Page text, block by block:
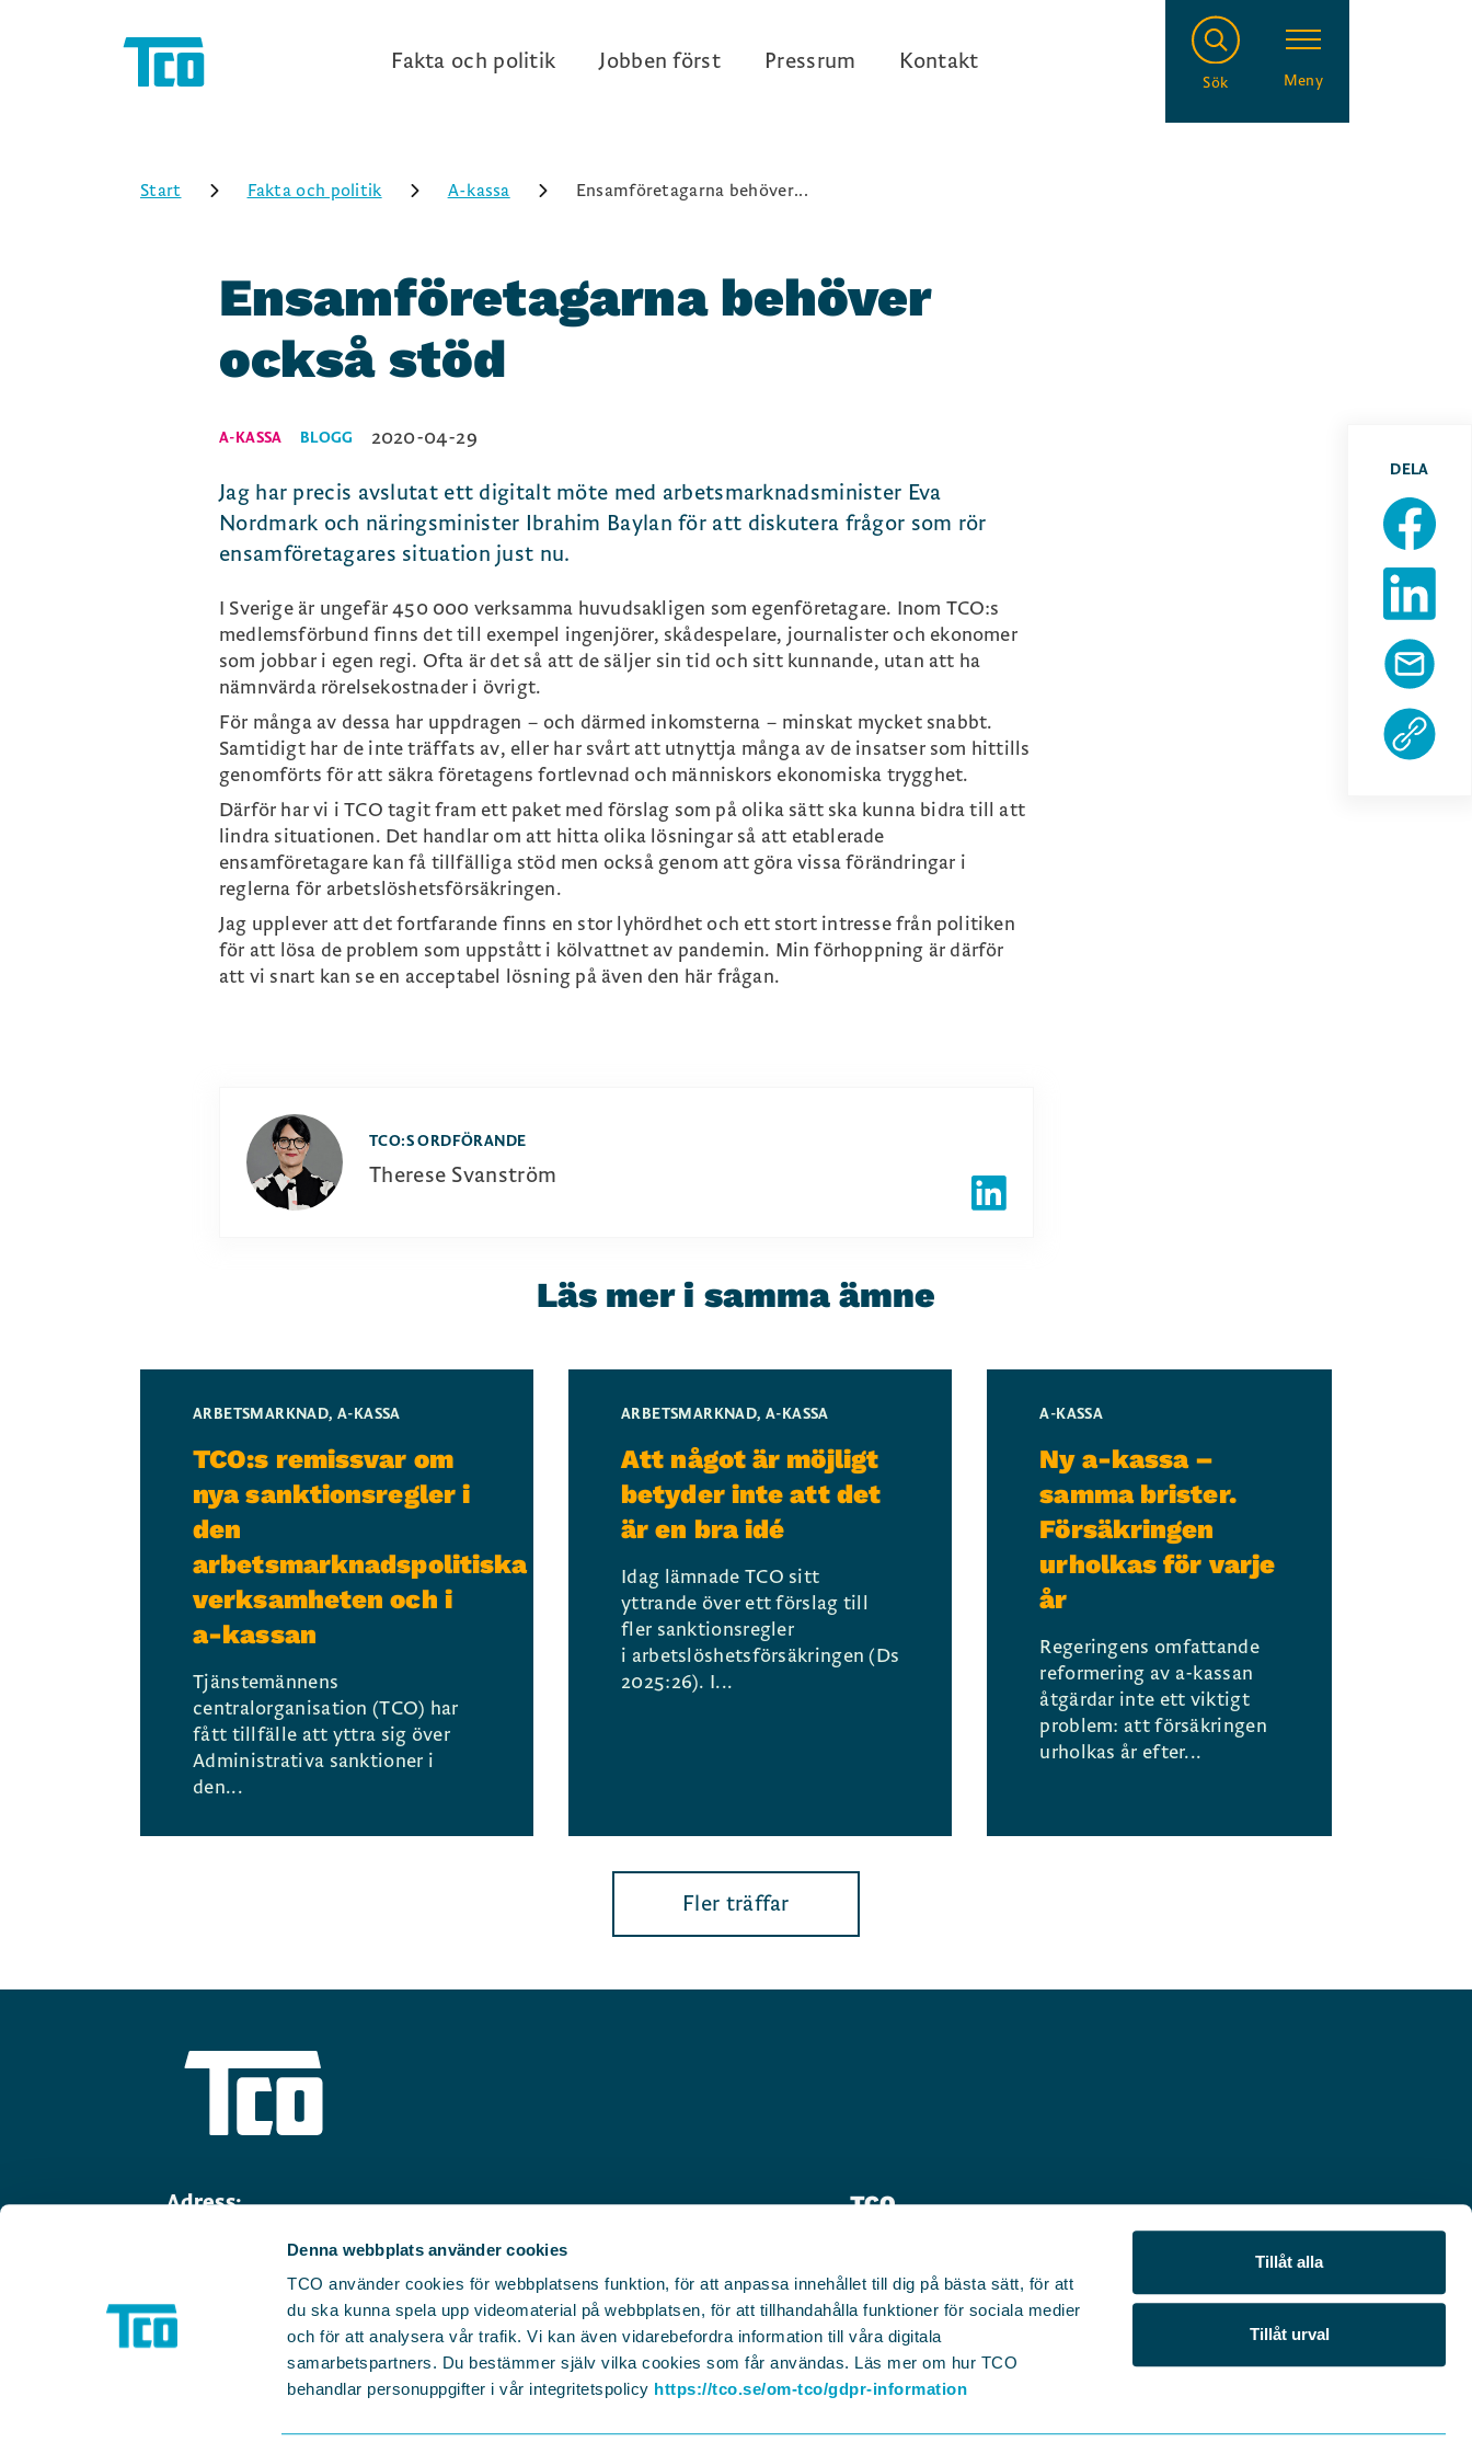
Denna webbplats använder cookies
TCO använder cookies för webbplatsens funktion, för att anpassa innehållet till dig på bästa sätt, för att
du ska kunna spela upp videomaterial på webbplatsen, för att tillhandahålla funktioner för sociala medier
och för att analysera vår trafik. Vi kan även vidarebefordra information till våra digitala
samarbetspartners. Du bestämmer själv vilka cookies som får användas. Läs mer om hur TCO
behandlar personuppgifter i vår integritetspolicy https://tco.se/om-tco/gdpr-information
Tillåt alla
Tillåt urval
Fakta och politik Jobben först Pressrum Kontakt
Sök Meny
Start Fakta och politik A-kassa Ensamföretagarna behöver...
DELA
Ensamföretagarna behöver
också stöd
A-KASSA BLOGG 2020-04-29
Jag har precis avslutat ett digitalt möte med arbetsmarknadsminister Eva
Nordmark och näringsminister Ibrahim Baylan för att diskutera frågor som rör
ensamföretagares situation just nu.
I Sverige är ungefär 450 000 verksamma huvudsakligen som egenföretagare. Inom TCO:s
medlemsförbund finns det till exempel ingenjörer, skådespelare, journalister och ekonomer
som jobbar i egen regi. Ofta är det så att de säljer sin tid och sitt kunnande, utan att ha
nämnvärda rörelsekostnader i övrigt.
För många av dessa har uppdragen – och därmed inkomsterna – minskat mycket snabbt.
Samtidigt har de inte träffats av, eller har svårt att utnyttja många av de insatser som hittills
genomförts för att säkra företagens fortlevnad och människors ekonomiska trygghet.
Därför har vi i TCO tagit fram ett paket med förslag som på olika sätt ska kunna bidra till att
lindra situationen. Det handlar om att hitta olika lösningar så att etablerade
ensamföretagare kan få tillfälliga stöd men också genom att göra vissa förändringar i
reglerna för arbetslöshetsförsäkringen.
Jag upplever att det fortfarande finns en stor lyhördhet och ett stort intresse från politiken
för att lösa de problem som uppstått i kölvattnet av pandemin. Min förhoppning är därför
att vi snart kan se en acceptabel lösning på även den här frågan.
TCO:S ORDFÖRANDE
Therese Svanström
Läs mer i samma ämne
ARBETSMARKNAD,A-KASSA
TCO:s remissvar om
nya sanktionsregler i
den
arbetsmarknadspolitiska
verksamheten och i
a-kassan
Tjänstemännens
centralorganisation (TCO) har
fått tillfälle att yttra sig över
Administrativa sanktioner i
den...
ARBETSMARKNAD,A-KASSA
Att något är möjligt
betyder inte att det
är en bra idé
Idag lämnade TCO sitt
yttrande över ett förslag till
fler sanktionsregler
i arbetslöshetsförsäkringen (Ds
2025:26). I...
A-KASSA
Ny a-kassa –
samma brister.
Försäkringen
urholkas för varje
år
Regeringens omfattande
reformering av a-kassan
åtgärdar inte ett viktigt
problem: att försäkringen
urholkas år efter...
Fler träffar
Adress:
114 47 Stockholm
Telefon:
08-782 91 00
Faktura:
inbox.lev.1284881@arkivplats.se
info@tco.se
TCO
Kontakt